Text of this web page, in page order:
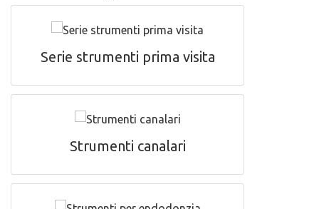
Serie strumenti prima visita
Strumenti canalari